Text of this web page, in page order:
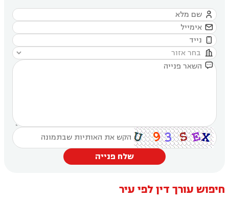





שלח פנייה
חיפוש עורך דין לפי עיר